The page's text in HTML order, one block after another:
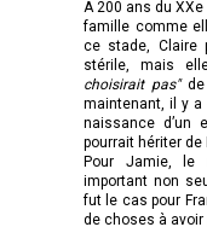
À 200 ans du
famille comme
ce stade, Claire
stérile, mais
choisirait pas"de
maintenant, il y a
naissance d’un
pourrait hériter de
Pour Jamie, le
important non
fut le cas pour
de choses à avoir